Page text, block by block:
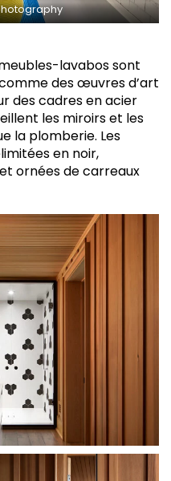
lavabos sont
des œuvres d’art
des cadres en acier
les miroirs et les
la plomberie. Les
en noir,
ornées de carreaux